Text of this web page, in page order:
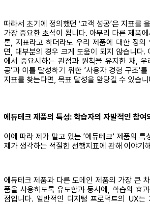
따라서 초기에 정의했던 ‘고객 성공’은 지표를
가장 중요한 초석이 됩니다. 아무리 다른 제품
론, 지표라고 하더라도 우리 제품에 대한 정의
면, 대부분의 경우 크게 도움이 되지 않습니다.
에서 중요시하는 관점과 원칙을 유지한 채, 우
공’과 이를 달성하기 위한 ‘사용자 경험 구조’
지표를 찾는다면, 목표 달성을 앞당길 수 있습니
에듀테크 제품의 특성: 학습자의 자발적인 참여
이에 따라 제가 맡고 있는 ‘에듀테크’ 제품의 특
제가 생각하는 적절한 선행지표에 관해 이야기
에듀테크 제품과 다른 도메인 제품의 가장 큰
품을 사용하도록 유도함과 동시에, 학습의 효
점입니다. 일반적인 디지털 프로덕트의 UX는